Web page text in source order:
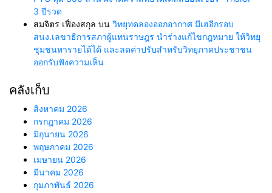
3 ปีรวด
สมจิตร เฟื่องสกุล บน วิทยุทดลองออกอากาศ มีเฮอีกรอบ
สนง.เลขาธิการสภาผู้แทนราษฎร นำร่างแก้ไขกฎหมาย ให้วิทยุ
ชุมชนหารายได้ได้ และลดค่าปรับสำหรับวิทยุภาคประชาชน
ออกรับฟังความเห็น
คลังเก็บ
สิงหาคม 2026
กรกฎาคม 2026
มิถุนายน 2026
พฤษภาคม 2026
เมษายน 2026
มีนาคม 2026
กุมภาพันธ์ 2026